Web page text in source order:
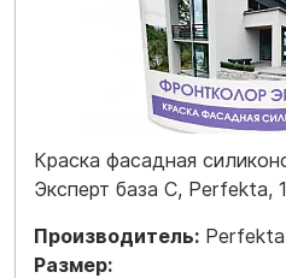
Краска фасадная
Эксперт база C, Perfekta,
Производитель: Perfekta
Размер: